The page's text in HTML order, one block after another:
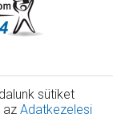
sütiket
az Adatkezelesi